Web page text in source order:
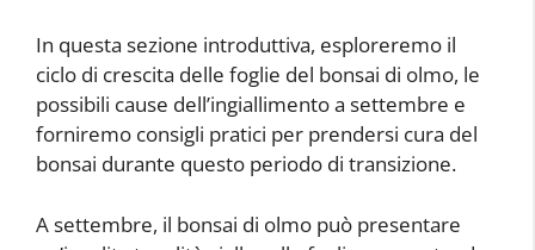
In questa sezione introduttiva, esploreremo il
ciclo di crescita delle foglie del bonsai di olmo, le
possibili cause dell’ingiallimento a settembre e
forniremo consigli pratici per prendersi cura del
bonsai durante questo periodo di transizione.
A settembre, il bonsai di olmo può presentare